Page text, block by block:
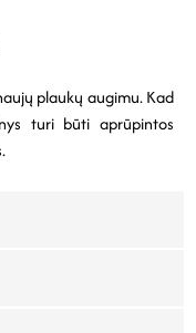
plaukų augimu. Kad
turi būti aprūpintos